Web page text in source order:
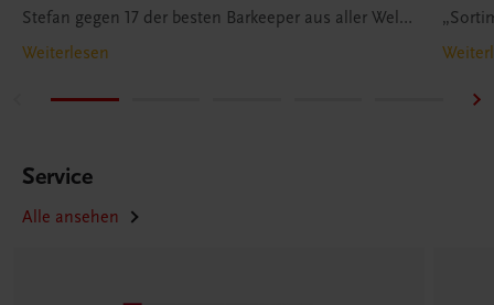
Stefan gegen 17 der besten Barkeeper aus aller Welt
durch.
Weiterlesen
Service
Alle ansehen